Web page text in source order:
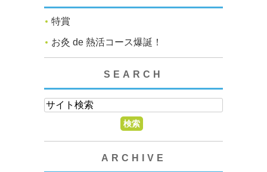
特賞
お灸 de 熱活コース爆誕！
SEARCH
ARCHIVE